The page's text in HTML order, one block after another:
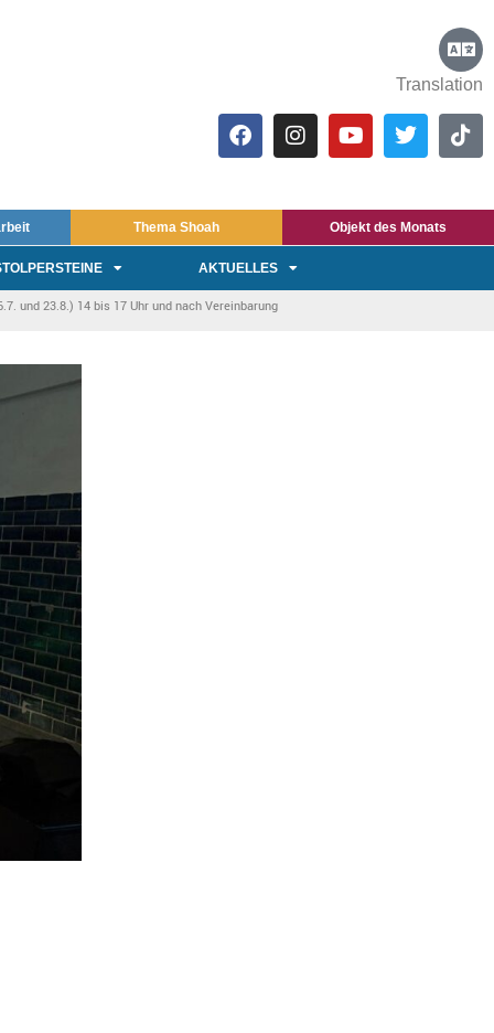
Translation
Thema Shoah Objekt des Monats
AKTUELLES
und 23.8.) 14 bis 17 Uhr und nach Vereinbarung